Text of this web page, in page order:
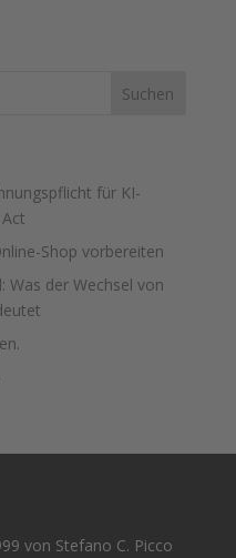
für KI-
Shop vorbereiten
Was der Wechsel von
von Stefano C. Picco